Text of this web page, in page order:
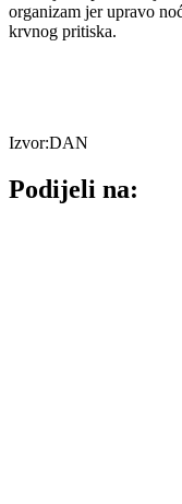
organizam jer upravo
krvnog pritiska.
Izvor:DAN
Podijeli na: